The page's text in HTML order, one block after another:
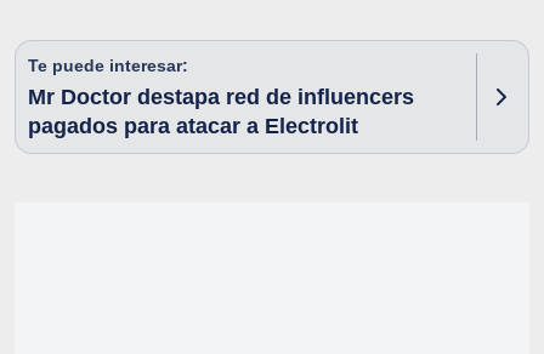
Te puede interesar:
Mr Doctor destapa red de influencers
pagados para atacar a Electrolit